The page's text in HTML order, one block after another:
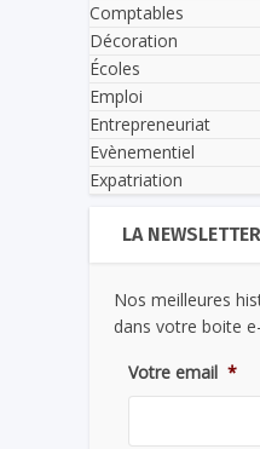
Comptables
Décoration
Écoles
Emploi
Entrepreneuriat
Evènementiel
Expatriation
LA
Nos meilleures
dans votre boite
Votre email *